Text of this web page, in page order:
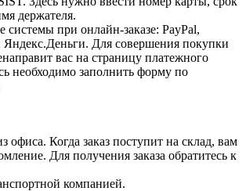
держателя.
системы при онлайн-заказе: PayPal,
Яндекс.Деньги. Для совершения покупки
вас на страницу платежного
необходимо заполнить форму по
офиса. Когда заказ поступит на склад, вам
Для получения заказа обратитесь к
компанией.